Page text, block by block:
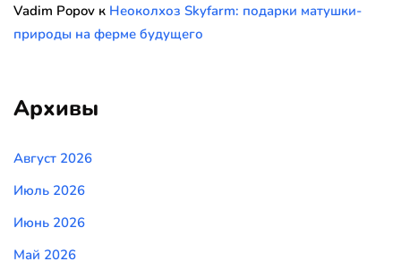
Vadim Popov к Неоколхоз Skyfarm: подарки матушки-
природы на ферме будущего
Архивы
Август 2026
Июль 2026
Июнь 2026
Май 2026